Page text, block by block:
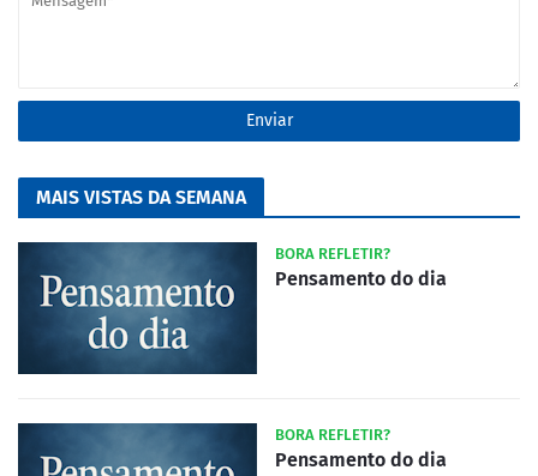
MAIS VISTAS DA SEMANA
BORA REFLETIR?
Pensamento do dia
BORA REFLETIR?
Pensamento do dia